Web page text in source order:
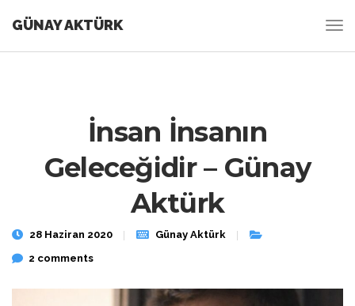
GÜNAY AKTÜRK
İnsan İnsanın
Geleceğidir – Günay
Aktürk
28 Haziran 2020
Günay Aktürk
2 comments